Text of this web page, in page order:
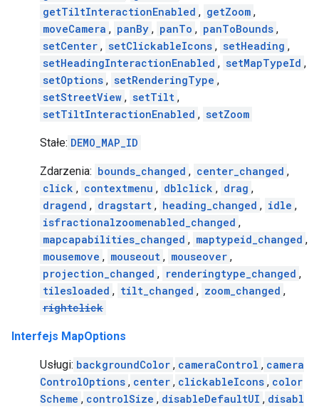
getTiltInteractionEnabled , getZoom ,
moveCamera , panBy , panTo , panToBounds ,
setCenter , setClickableIcons , setHeading ,
setHeadingInteractionEnabled , setMapTypeId ,
setOptions , setRenderingType ,
setStreetView , setTilt ,
setTiltInteractionEnabled , setZoom
Stałe: DEMO_MAP_ID
Zdarzenia: bounds_changed , center_changed ,
click , contextmenu , dblclick , drag ,
dragend , dragstart , heading_changed , idle ,
isfractionalzoomenabled_changed ,
mapcapabilities_changed , maptypeid_changed ,
mousemove , mouseout , mouseover ,
projection_changed , renderingtype_changed ,
tilesloaded , tilt_changed , zoom_changed ,
rightclick
Interfejs MapOptions
Usługi: backgroundColor , cameraControl , camera
ControlOptions , center , clickableIcons , color
Scheme , controlSize , disableDefaultUI , disabl